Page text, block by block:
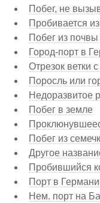
Побег, не
Пробивается
Побег из почвы
Город-порт в
Отрезок ветки
Поросль или
Недоразвитое
Побег в земле
Побег из
Другое
Пробившийся
Порт в
Нем. порт на